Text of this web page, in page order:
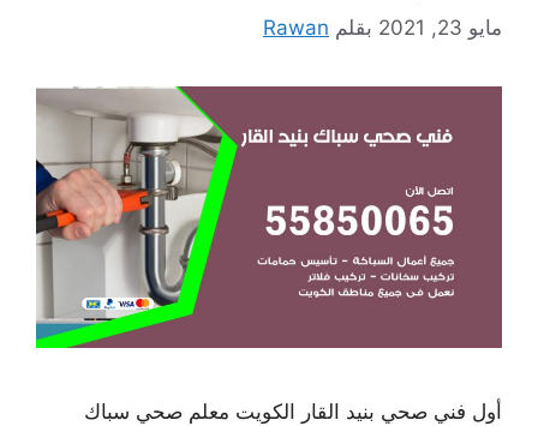
مايو 23, 2021 بقلم Rawan
أول فني صحي بنيد القار الكويت معلم صحي سباك